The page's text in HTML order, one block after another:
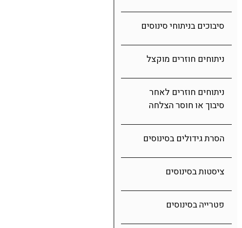
סיבוכים בניתוחי סינוסים
ניתוחים חוזרים מוקצל
ניתוחים חוזרים לאחר
סיבוך או חוסר הצלחה
הסרת גידולים בסינוסים
ציסטות בסינוסים
פטרייה בסינוסים